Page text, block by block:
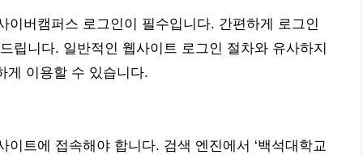
버캠퍼스 로그인이 필수입니다. 간편하게 로그인
립니다. 일반적인 웹사이트 로그인 절차와 유사하지
게 이용할 수 있습니다.
트에 접속해야 합니다. 검색 엔진에서 ‘백석대학교